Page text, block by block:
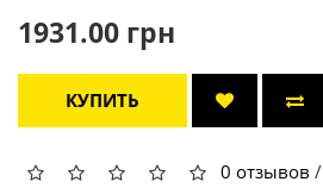
1931.00 грн
КУПИТЬ
0 отзывов /